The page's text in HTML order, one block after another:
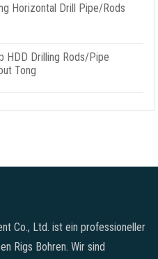
Horizontal Drill Pipe/Rods
HDD Drilling Rods/Pipe
Tong
Co., Ltd. ist ein professioneller
Rigs Bohren. Wir sind